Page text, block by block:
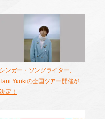
シンガー・ソングライター、
Tani Yuukiの全国ツアー開催が
決定！